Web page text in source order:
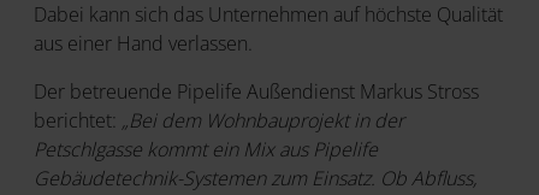
Dabei kann sich das Unternehmen auf höchste Qualität
aus einer Hand verlassen.
Der betreuende Pipelife Außendienst Markus Stross
berichtet: „Bei dem Wohnbauprojekt in der
Petschlgasse kommt ein Mix aus Pipelife
Gebäudetechnik-Systemen zum Einsatz. Ob Abfluss,